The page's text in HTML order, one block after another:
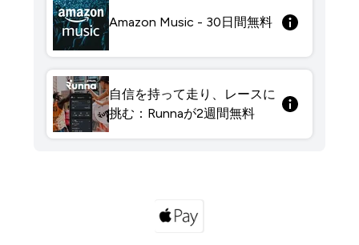
Amazon Music - 30日間無料
自信を持って走り、レースに
挑む：Runnaが2週間無料